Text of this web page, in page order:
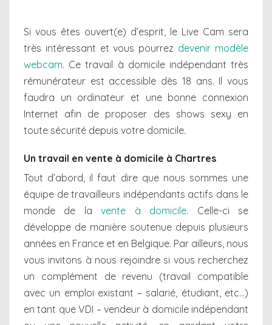
Si vous êtes ouvert(e) d’esprit, le Live Cam sera
très intéressant et vous pourrez devenir modèle
webcam. Ce travail à domicile indépendant très
rémunérateur est accessible dès 18 ans. Il vous
faudra un ordinateur et une bonne connexion
Internet afin de proposer des shows sexy en
toute sécurité depuis votre domicile.
Un travail en vente à domicile à Chartres
Tout d’abord, il faut dire que nous sommes une
équipe de travailleurs indépendants actifs dans le
monde de lavente à domicile. Celle-ci se
développe de manière soutenue depuis plusieurs
années en France et en Belgique. Par ailleurs, nous
vous invitons à nous rejoindre si vous recherchez
un complément de revenu (travail compatible
avec un emploi existant – salarié, étudiant, etc…)
en tant que VDI – vendeur à domicile indépendant